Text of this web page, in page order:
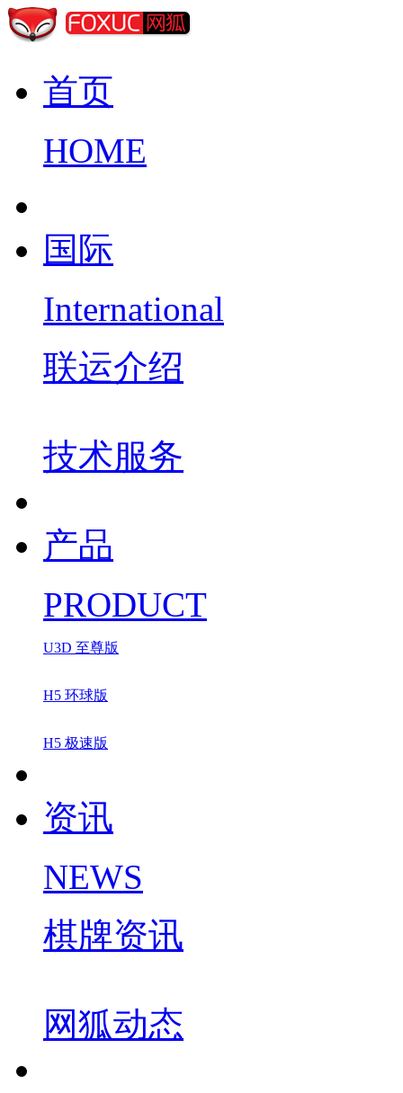
首页
HOME
国际
International
联运介绍
技术服务
产品
PRODUCT
U3D 至尊版
H5 环球版
H5 极速版
资讯
NEWS
棋牌资讯
网狐动态